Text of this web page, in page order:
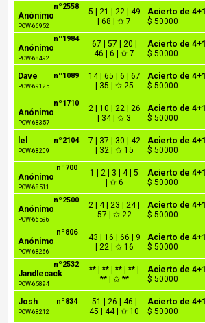
nº2558
Anónimo
POW-66952
5 | 21 | 22 | 49
| 68 | ✩ 7
Acierto de 4+1
$ 50000
nº1984
Anónimo
POW-68492
67 | 57 | 20 |
46 | 6 | ✩ 7
Acierto de 4+1
$ 50000
nº1089
Dave
POW-69125
14 | 65 | 6 | 67
| 35 | ✩ 25
Acierto de 4+1
$ 50000
nº1710
Anónimo
POW-68357
2 | 10 | 22 | 26
| 34 | ✩ 3
Acierto de 4+1
$ 50000
nº2104
lel
POW-68209
7 | 37 | 30 | 42
| 32 | ✩ 15
Acierto de 4+1
$ 50000
nº700
Anónimo
POW-68511
1 | 2 | 3 | 4 | 5
| ✩ 6
Acierto de 4+1
$ 50000
nº2500
Anónimo
POW-66596
2 | 4 | 23 | 24 |
57 | ✩ 22
Acierto de 4+1
$ 50000
nº806
Anónimo
POW-68266
43 | 16 | 66 | 9
| 22 | ✩ 16
Acierto de 4+1
$ 50000
nº2532
Jandlecack
POW-65894
** | ** | ** | ** |
** | ✩ **
Acierto de 4+1
$ 50000
nº834
Josh
POW-68212
51 | 26 | 46 |
45 | 44 | ✩ 10
Acierto de 4+1
$ 50000